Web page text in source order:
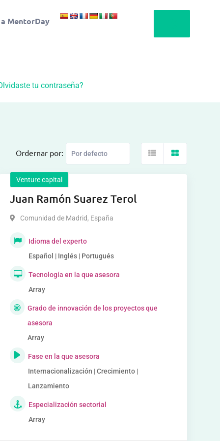
MentorDay
tu contraseña?
Ordernar por:
Venture capital
Juan Ramón Suarez Terol
Comunidad de Madrid, España
Idioma del experto
Español | Inglés | Portugués
Tecnología en la que asesora
Array
Grado de innovación de los proyectos que
asesora
Array
Fase en la que asesora
Internacionalización | Crecimiento |
Lanzamiento
Especialización sectorial
Array